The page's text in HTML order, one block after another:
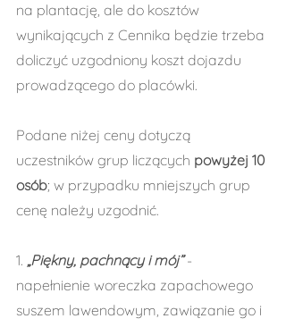
na plantację, ale do kosztów
wynikających z Cennika będzie trzeba
doliczyć uzgodniony koszt dojazdu
prowadzącego do placówki.
Podane niżej ceny dotyczą
uczestników grup liczących powyżej 10
osób; w przypadku mniejszych grup
cenę należy uzgodnić.
1. „Piękny, pachnący i mój” -
napełnienie woreczka zapachowego
suszem lawendowym, zawiązanie go i